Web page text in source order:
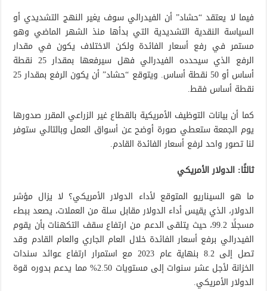
فيما لا يعتقد “حشاد” أن الفيدرالي سوف يغير النهج التشديدي أو
السياسة النقدية التشديدية التي بدأها منذ الشهر الماضي وهو
مستمر في رفع أسعار الفائدة ولكن الاختلاف يكون في مقدار
الرفع الذي سيحدده الفيدرالي فهل سيرفعها بمقدار 25 نقطة
أساس أو 50 نقطة أساس. ويتوقع “حشاد” أن يكون الرفع بمقدار 25
نقطة أساس فقط.
كما أن بيانات التوظيف الأمريكية بالقطاع غير الزراعي المقرر صدورها
يوم الجمعة ستعطي صورة أوضح عن أسواق العمل وبالتالي ستوفر
لنا تصور واحد لرفع أسعار الفائدة القادم.
ثالثًا: الدولار الأمريكي
ما هو السيناريو المتوقع لأداء الدولار الأمريكي؟ لا يزال مؤشر
الدولار، الذي يقيس أداء الدولار مقابل سلة من العملات، يصعد ببطء
مسجلًا 99.2، حيث يتلقى الدعم من ارتفاع سقف التكهنات بأن يقوم
الفيدرالي برفع أسعار الفائدة خلال العام الجاري والعام القادم وقد
تصل إلى 8.2 بنهاية عام 2023 مع استمرار ارتفاع عوائد سندات
الخزانة لأجل عشر سنوات إلى مستويات 2.50% مما يدعم بدوره قوة
الدولار الأمريكي.